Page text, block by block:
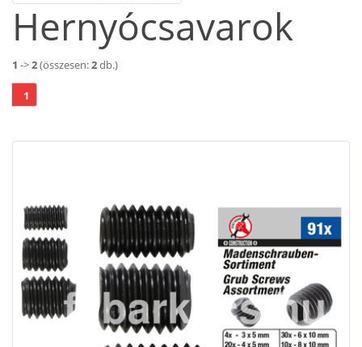
Hernyócsavarok
1 ->2(összesen:2db.)
1